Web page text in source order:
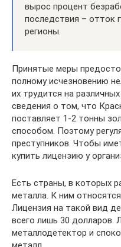
вырос процент
последствия – отток
регионы.
Принятые меры
полному исчезновению
их трудится на
сведения о том, что
поставляет 1-2 тонны
способом. Поэтому
преступников. Чтобы
купить лицензию у
Есть страны, в которых
металла. К ним
Лицензия на такой вид
всего лишь 30 долларов.
металлодетектор и